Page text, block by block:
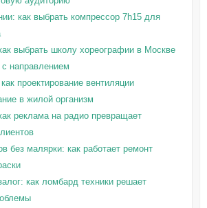
как выбрать компрессор 7h15 для
выбрать школу хореографии в Москве
направлением
проектирование вентиляции
в жилой организм
реклама на радио превращает
без малярки: как работает ремонт
как ломбард техники решает